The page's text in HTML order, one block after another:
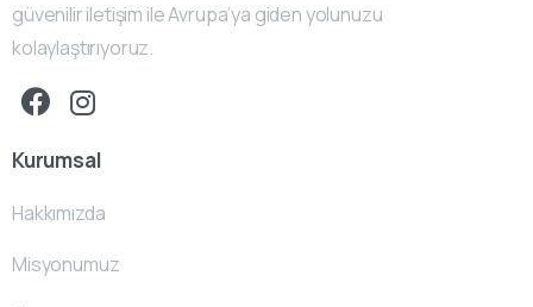
güvenilir iletişim ile Avrupa’ya giden yolunuzu
kolaylaştırıyoruz.
Kurumsal
Hakkımızda
Misyonumuz